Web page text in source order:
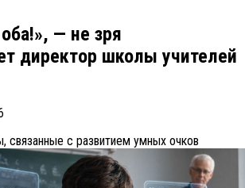
— не зря
директор школы учителей
с развитием умных очков